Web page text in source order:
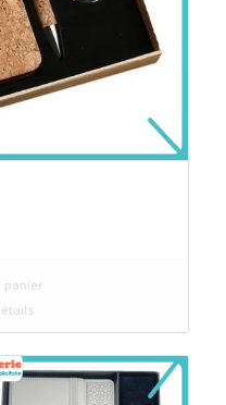
panier